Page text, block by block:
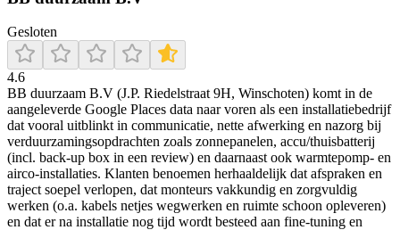
Gesloten
4.6
BB duurzaam B.V (J.P. Riedelstraat 9H, Winschoten) komt in de
aangeleverde Google Places data naar voren als een installatiebedrijf
dat vooral uitblinkt in communicatie, nette afwerking en nazorg bij
verduurzamingsopdrachten zoals zonnepanelen, accu/thuisbatterij
(incl. back-up box in een review) en daarnaast ook warmtepomp- en
airco-installaties. Klanten benoemen herhaaldelijk dat afspraken en
traject soepel verlopen, dat monteurs vakkundig en zorgvuldig
werken (o.a. kabels netjes wegwerken en ruimte schoon opleveren)
en dat er na installatie nog tijd wordt besteed aan fine-tuning en